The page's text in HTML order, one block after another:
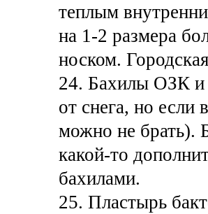
теплым
на 1-2 размера
носком.
24. Бахилы ОЗК и
от снега, но если
можно не брать).
какой-то
бахилами.
25. Пластырь